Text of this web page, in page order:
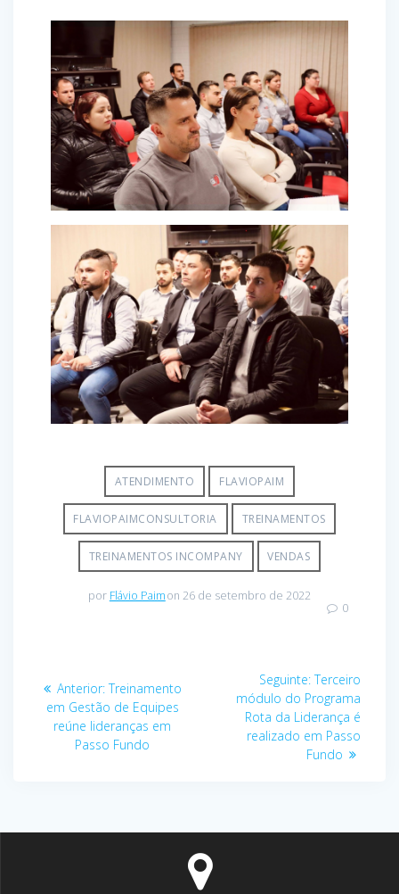
ATENDIMENTO FLAVIOPAIM
FLAVIOPAIMCONSULTORIA TREINAMENTOS
TREINAMENTOS INCOMPANY VENDAS
por Flávio Paimon 26 de setembro de 2022
0
de
Post
Anterior:Post
anterior:
Treinamento
em Gestão de Equipes
reúne lideranças em
Passo Fundo
Seguinte:Post
seguinte:
Terceiro
módulo do Programa
Rota da Liderança é
realizado em Passo
Fundo